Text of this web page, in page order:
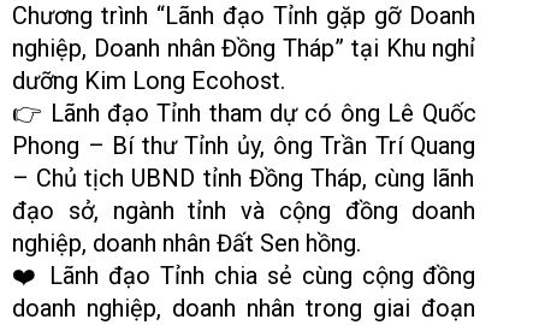
Chương trình “Lãnh đạo Tỉnh gặp gỡ Doanh
nghiệp, Doanh nhân Đồng Tháp” tại Khu nghỉ
dưỡng Kim Long Ecohost.
👉 Lãnh đạo Tỉnh tham dự có ông Lê Quốc
Phong – Bí thư Tỉnh ủy, ôngTrần Trí Quang
– Chủ tịch UBND tỉnh Đồng Tháp, cùng lãnh
đạo sở, ngành tỉnh và cộng đồng doanh
nghiệp, doanh nhân Đất Sen hồng.
❤️ Lãnh đạo Tỉnh chia sẻ cùng cộng đồng
doanh nghiệp, doanh nhân trong giai đoạn